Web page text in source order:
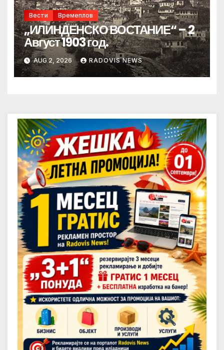
Вести Времеплов
„ИЛИНДЕНСКО ВОСТАНИЕ“ – 2
Август 1903 год.
AUG 2, 2026 RADOVIS NEWS